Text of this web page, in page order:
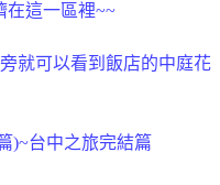
在這一區裡~~
就可以看到飯店的中庭花